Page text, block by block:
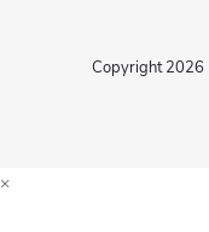
Copyright 2026
×